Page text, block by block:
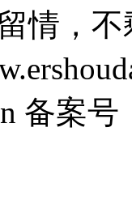
情，
备案